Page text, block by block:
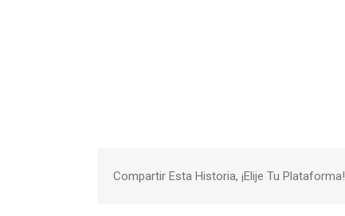
Compartir Esta Historia, ¡Elije Tu Plataforma!